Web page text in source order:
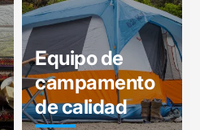
Equipo de
campamento
de calidad